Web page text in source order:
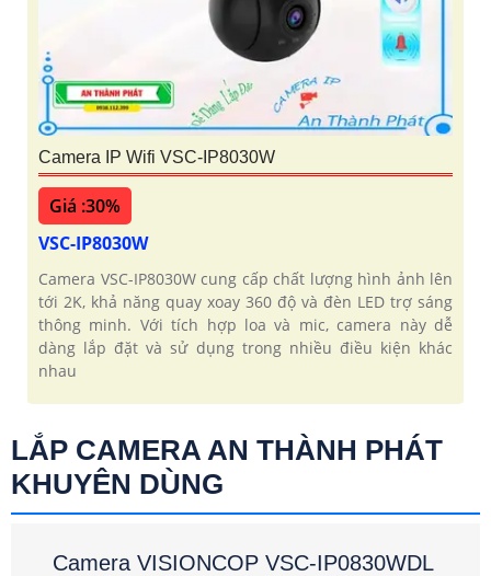
Camera IP Wifi VSC-IP8030W
Giá :30%
VSC-IP8030W
Camera VSC-IP8030W cung cấp chất lượng hình ảnh lên
tới 2K, khả năng quay xoay 360 độ và đèn LED trợ sáng
thông minh. Với tích hợp loa và mic, camera này dễ
dàng lắp đặt và sử dụng trong nhiều điều kiện khác
nhau
LẮP CAMERA AN THÀNH PHÁT
KHUYÊN DÙNG
Camera VISIONCOP VSC-IP0830WDL